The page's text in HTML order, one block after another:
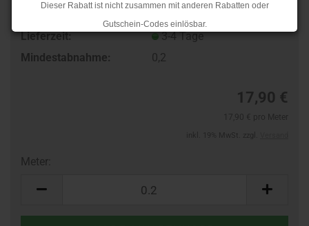
Dieser Rabatt ist nicht zusammen mit anderen Rabatten oder
Gutschein-Codes einlösbar.
.
Ab dem 17.08.2026 versenden wir wieder wie gewohnt. Aufgrund des
Lieferzeit:
3-4 Tage
Mindestabnahme:
0,2
17,90 €
Meter: